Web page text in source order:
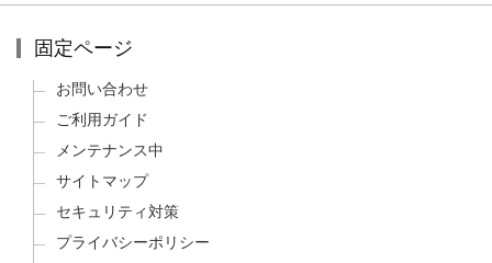
固定ページ
お問い合わせ
ご利用ガイド
メンテナンス中
サイトマップ
セキュリティ対策
プライバシーポリシー